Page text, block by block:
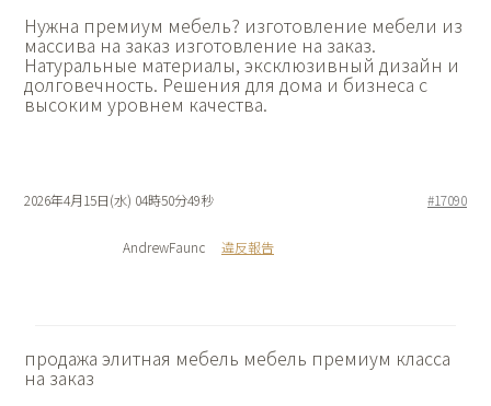
Нужна премиум мебель? изготовление мебели из
массива на заказ изготовление на заказ.
Натуральные материалы, эксклюзивный дизайн и
долговечность. Решения для дома и бизнеса с
высоким уровнем качества.
2026年4月15日(水) 04時50分49秒 #17090
AndrewFaunc 違反報告
продажа элитная мебель мебель премиум класса
на заказ